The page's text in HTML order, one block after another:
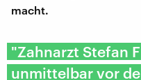
macht.
"Zahnarzt Stefan
unmittelbar vor